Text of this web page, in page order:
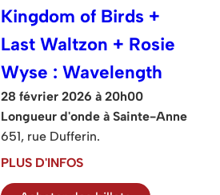
Kingdom of Birds +
Last Waltzon + Rosie
Wyse : Wavelength
28 février 2026 à 20h00
Longueur d'onde à Sainte-Anne
651, rue Dufferin.
PLUS D'INFOS